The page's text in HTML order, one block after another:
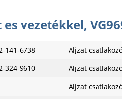
vezetékkel,
141-6738
Aljzat
324-9610
Aljzat
Aljzat